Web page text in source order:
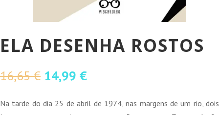
ELA DESENHA ROSTOS
16,65€ O
original
14,99 €O
atual
Na tarde do dia 25 de abril de 1974, nas margens de um rio, dois